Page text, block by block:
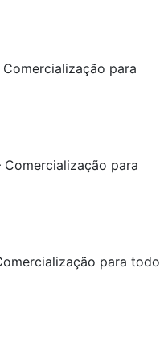
para
para
para todo